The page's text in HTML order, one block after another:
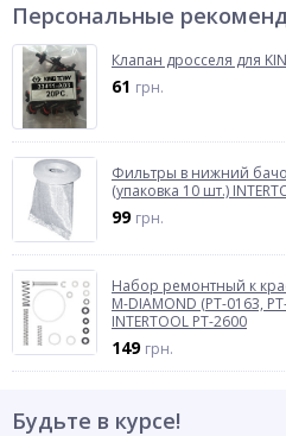
Персональные
Клапан дросселя для
61 грн.
Фильтры в нижний
(упаковка 10 шт.)
99 грн.
Набор ремонтный к
M-DIAMOND (PT-0163,
INTERTOOL PT-2600
149 грн.
Будьте в курсе!